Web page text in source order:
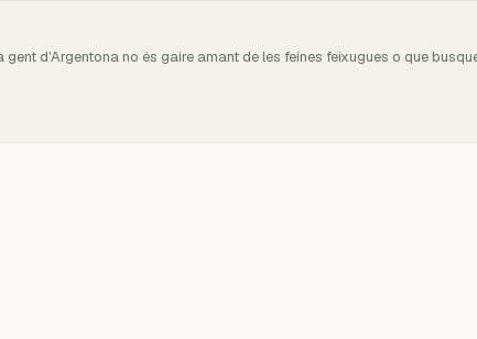
d'Argentona no és gaire amant de les feines feixugues o que